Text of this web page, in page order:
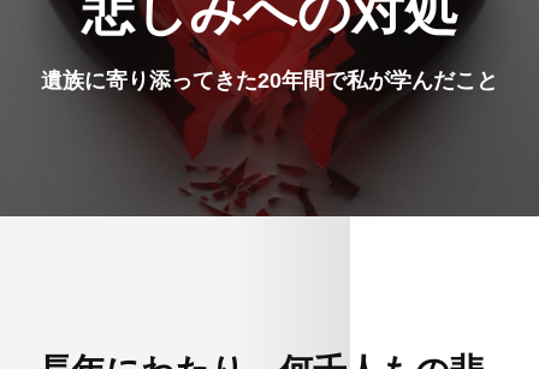
遺族に寄り添ってきた20年間で私が学んだこと